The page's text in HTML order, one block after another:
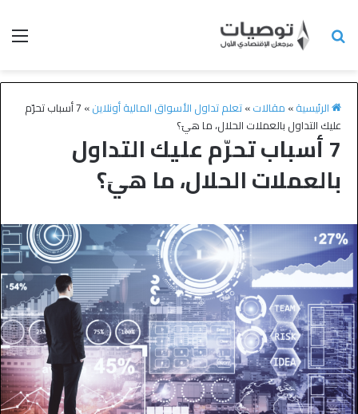
الرئيسية» مقالات»تعلم تداول الأسواق المالية أونلاين» 7 أسباب تحرّم
عليك التداول بالعملات الحلال، ما هيَ؟
7 أسباب تحرّم عليك التداول
بالعملات الحلال، ما هيَ؟